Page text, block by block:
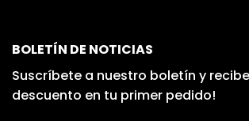
BOLETÍN DE NOTICIAS
Suscríbete a nuestro boletín y recibe
descuento en tu primer pedido!